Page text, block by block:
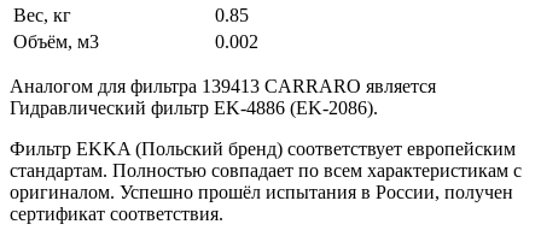
Вес, кг
0.85
Объём, м3
0.002
Аналогом для фильтра 139413 CARRARO является
Гидравлический фильтр EK-4886 (EK-2086).
Фильтр EKKA (Польский бренд) соответствует европейским
стандартам. Полностью совпадает по всем характеристикам с
оригиналом. Успешно прошёл испытания в России, получен
сертификат соответствия.